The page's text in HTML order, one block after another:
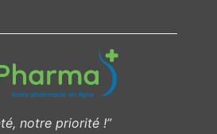
notre priorité !”